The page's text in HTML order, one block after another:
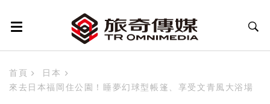
首頁
日本
來去日本福岡住公園！睡夢幻球型帳篷、享受文青風大浴場